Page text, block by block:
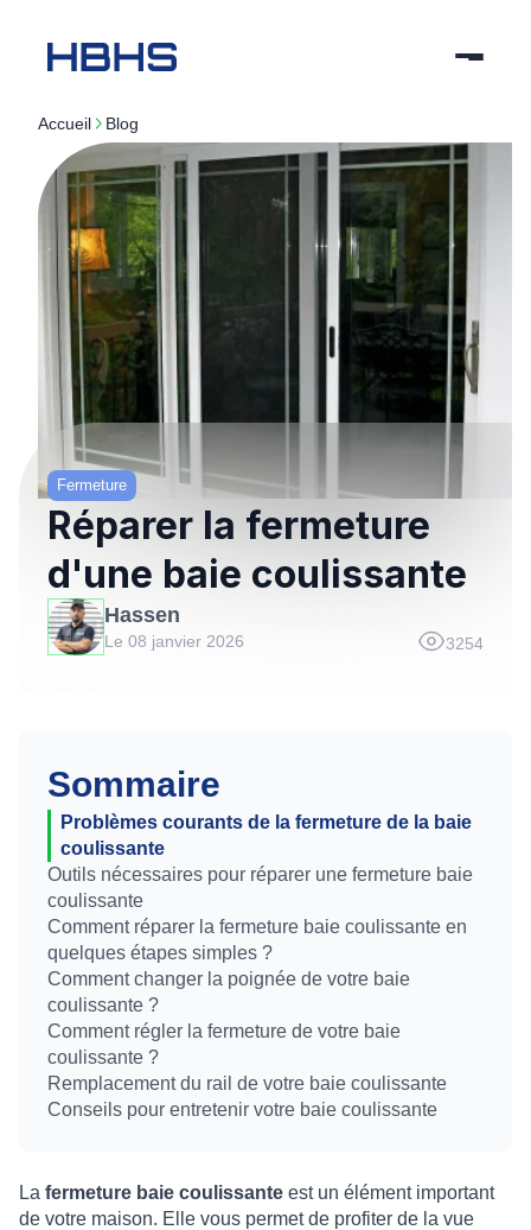
Accueil blog
Fermeture
Réparer la fermeture
d'une baie coulissante
Hassen
Le 08 janvier 2026 3254
Sommaire
Problèmes courants de la fermeture de la baie
coulissante
Outils nécessaires pour réparer une fermeture baie
coulissante
Comment réparer la fermeture baie coulissante en
quelques étapes simples ?
Comment changer la poignée de votre baie
coulissante ?
Comment régler la fermeture de votre baie
coulissante ?
Remplacement du rail de votre baie coulissante
Conseils pour entretenir votre baie coulissante
La fermeture baie coulissante est un élément important
de votre maison. Elle vous permet de profiter de la vue